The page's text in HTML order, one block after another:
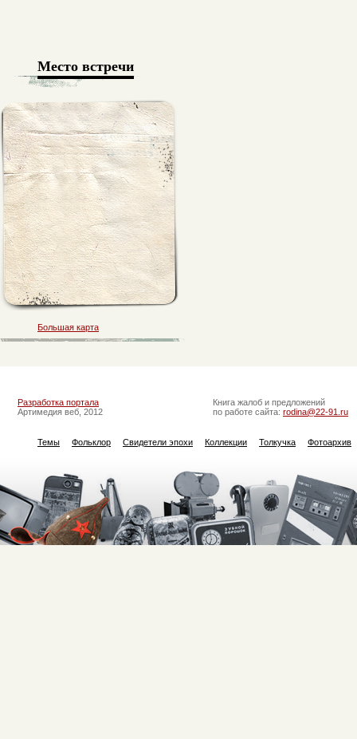
Место встречи
Большая карта
Разработка портала
Артимедия веб, 2012
Книга жалоб и предложений
по работе сайта: rodina@22-91.ru
Темы Фольклор Свидетели эпохи Коллекции Толкучка Фотоархив